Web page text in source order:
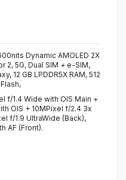
Dynamic AMOLED 2X
2, 5G, Dual SIM + e-SIM,
12 GB LPDDR5X RAM, 512
Flash,
f/1.4 Wide with OIS Main +
OIS + 10MPixel f/2.4 3x
f/1.9 UltraWide (Back),
AF (Front).